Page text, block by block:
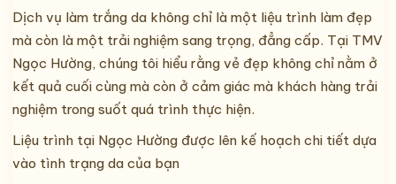
Dịch vụ làm trắng da không chỉ là một liệu trình làm đẹp
mà còn là một trải nghiệm sang trọng, đẳng cấp. Tại TMV
Ngọc Hường, chúng tôi hiểu rằng vẻ đẹp không chỉ nằm ở
kết quả cuối cùng mà còn ở cảm giác mà khách hàng trải
nghiệm trong suốt quá trình thực hiện.
Liệu trình tại Ngọc Hường được lên kế hoạch chi tiết dựa
vào tình trạng da của bạn